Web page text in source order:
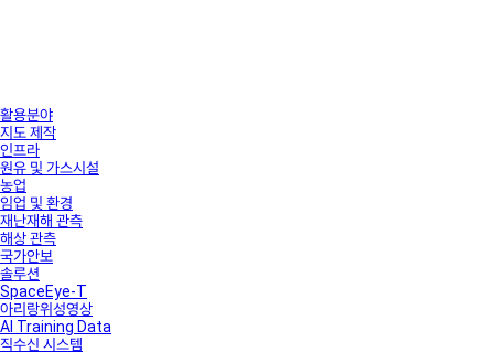
활용분야
지도 제작
인프라
원유 및 가스시설
농업
임업 및 환경
재난재해 관측
해상 관측
국가안보
솔루션
SpaceEye-T
아리랑위성영상
AI Training Data
직수신 시스템